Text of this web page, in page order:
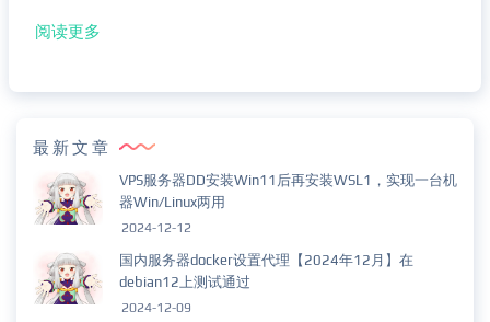
阅读更多
最新文章
VPS服务器DD安装Win11后再安装WSL1，实现一台机
器Win/Linux两用
2024-12-12
国内服务器docker设置代理【2024年12月】在
debian12上测试通过
2024-12-09